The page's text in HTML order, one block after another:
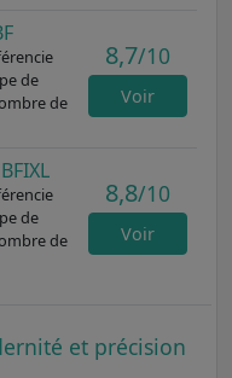
de
de
8,7/10
Voir
de
de
8,8/10
Voir
et précision